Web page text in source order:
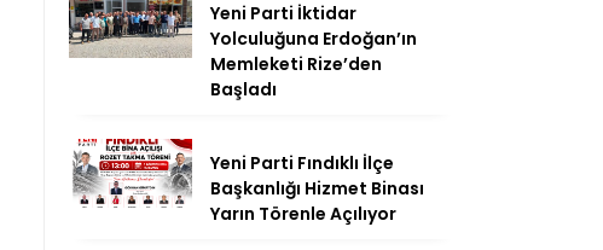
Yeni Parti İktidar
Yolculuğuna Erdoğan’ın
Memleketi Rize’den
Başladı
Yeni Parti Fındıklı İlçe
Başkanlığı Hizmet Binası
Yarın Törenle Açılıyor